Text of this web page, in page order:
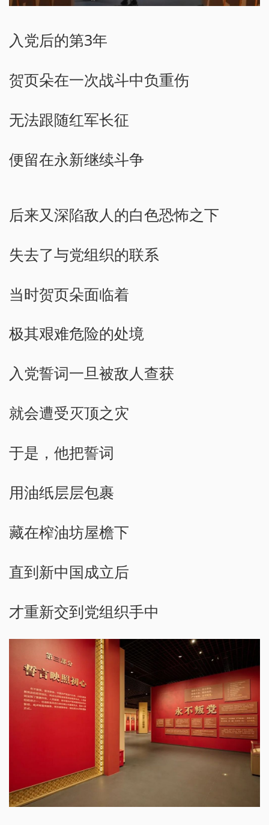
入党后的第3年
贺页朵在一次战斗中负重伤
无法跟随红军长征
便留在永新继续斗争
后来又深陷敌人的白色恐怖之下
失去了与党组织的联系
当时贺页朵面临着
极其艰难危险的处境
入党誓词一旦被敌人查获
就会遭受灭顶之灾
于是，他把誓词
用油纸层层包裹
藏在榨油坊屋檐下
直到新中国成立后
才重新交到党组织手中